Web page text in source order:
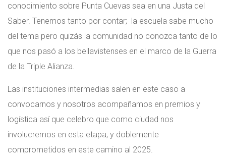
conocimiento sobre Punta Cuevas sea en una Justa del
Saber. Tenemos tanto por contar; la escuela sabe mucho
del tema pero quizás la comunidad no conozca tanto de lo
que nos pasó a los bellavistenses en el marco de la Guerra
de la Triple Alianza.
Las instituciones intermedias salen en este caso a
convocarnos y nosotros acompañamos en premios y
logística así que celebro que como ciudad nos
involucremos en esta etapa, y doblemente
comprometidos en este camino al 2025.